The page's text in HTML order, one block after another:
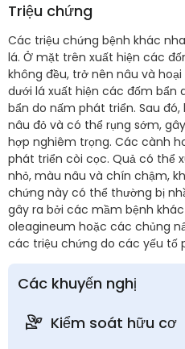
Triệu chứng
Các triệu chứng bệnh khác
lá. Ở mặt trên xuất hiện các
không đều, trở nên nâu và
dưới lá xuất hiện các đốm bẩn
bẩn do nấm phát triển. Sau
nâu đỏ và có thể rụng sớm,
hợp nghiêm trọng. Các cành
phát triển còi cọc. Quả có thể
nhỏ, màu nâu và chín chậm,
chứng này có thể thường bị
gây ra bởi các mầm bệnh
oleagineum hoặc các chủng
các triệu chứng do các yếu tố
Các khuyến nghị
Kiểm soát hữu cơ